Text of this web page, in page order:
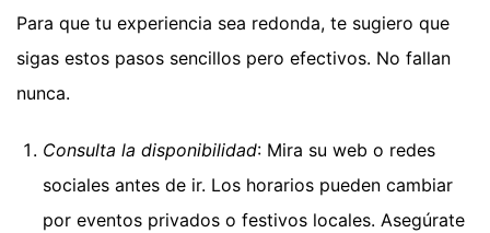
Para que tu experiencia sea redonda, te sugiero que
sigas estos pasos sencillos pero efectivos. No fallan
nunca.
Consulta la disponibilidad: Mira su web o redes
sociales antes de ir. Los horarios pueden cambiar
por eventos privados o festivos locales. Asegúrate